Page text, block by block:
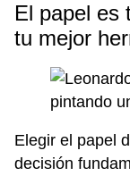
El papel es
tu mejor
Elegir el papel
decisión